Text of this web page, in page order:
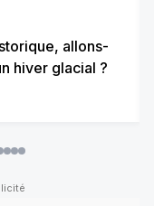
allons-
hiver glacial ?
2345